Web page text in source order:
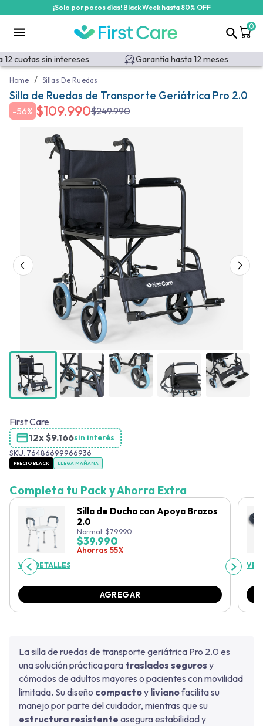
¡Solo por pocos días! Black Week hasta 80% OFF
0
cuotas sin intereses Garantía hasta 12 meses
Home / Sillas De Ruedas
Silla de Ruedas de Transporte Geriátrica Pro 2.0
-56% $109.990$249.990
First Care
PRECIO BLACK LLEGA MAÑANA
12x$9.166sin interés
SKU: 76486699966936
La silla de ruedas de transporte geriátrica Pro 2.0 es
una solución práctica para traslados seguros y
cómodos de adultos mayores o pacientes con movilidad
limitada. Su diseño compactoy livianofacilita su
manejo por parte del cuidador, mientras que su
estructura resistente asegura estabilidad y
Completa tu Pack y Ahorra Extra
Silla de Ducha con Apoya Brazos
2.0
Normal:$79.990
$39.990
Ahorras 55%
VER DETALLES
AGREGAR
VER